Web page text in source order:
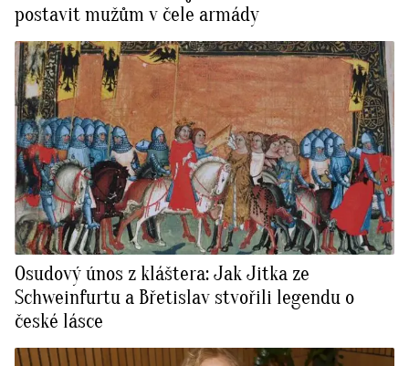
postavit mužům v čele armády
Osudový únos z kláštera: Jak Jitka ze
Schweinfurtu a Břetislav stvořili legendu o
české lásce